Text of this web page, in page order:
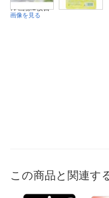
画像を見る
この商品と関連す